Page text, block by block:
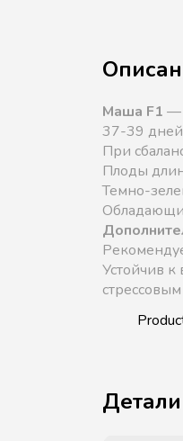
Маша F1 —
37-39
При
Плоды
Темно-
Устойчив к
Детали